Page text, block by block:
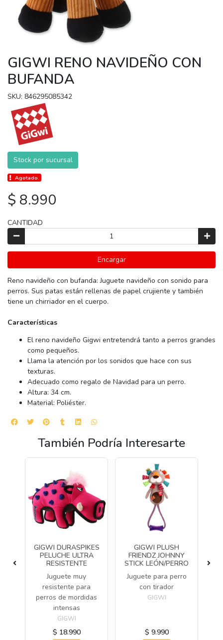
GIGWI RENO NAVIDEÑO CON
BUFANDA
SKU: 846295085342
Stock por sucursal
Agotado.
$ 8.990
CANTIDAD
Encargar
Reno navideño con bufanda: Juguete navideño con sonido para
perros. Sus patas están rellenas de papel crujiente y también
tiene un chirriador en el cuerpo.
Características
El reno navideño Gigwi entretendrá tanto a perros grandes
como pequeños.
Llama la atención por los sonidos que hace con sus
texturas.
Adecuado como regalo de Navidad para un perro.
Altura: 34 cm.
Material: Poliéster.
También Podría Interesarte
GIGWI DURASPIKES
PELUCHE ULTRA
RESISTENTE
Juguete muy
resistente para
perros de mordidas
intensas
GIGWI
$ 18.990
GIGWI PLUSH
FRIENDZ JOHNNY
STICK LEÓN/PERRO
Juguete para perro
con tirador
GIGWI
$ 9.990